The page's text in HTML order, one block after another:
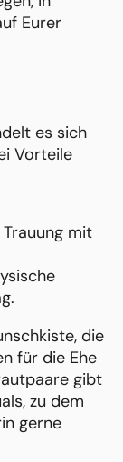
Eurer
es sich
Vorteile
mit
die
für die Ehe
gibt
zu dem
gerne